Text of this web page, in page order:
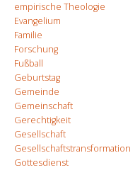
empirische Theologie
Evangelium
Familie
Forschung
Fußball
Geburtstag
Gemeinde
Gemeinschaft
Gerechtigkeit
Gesellschaft
Gesellschaftstransformation
Gottesdienst